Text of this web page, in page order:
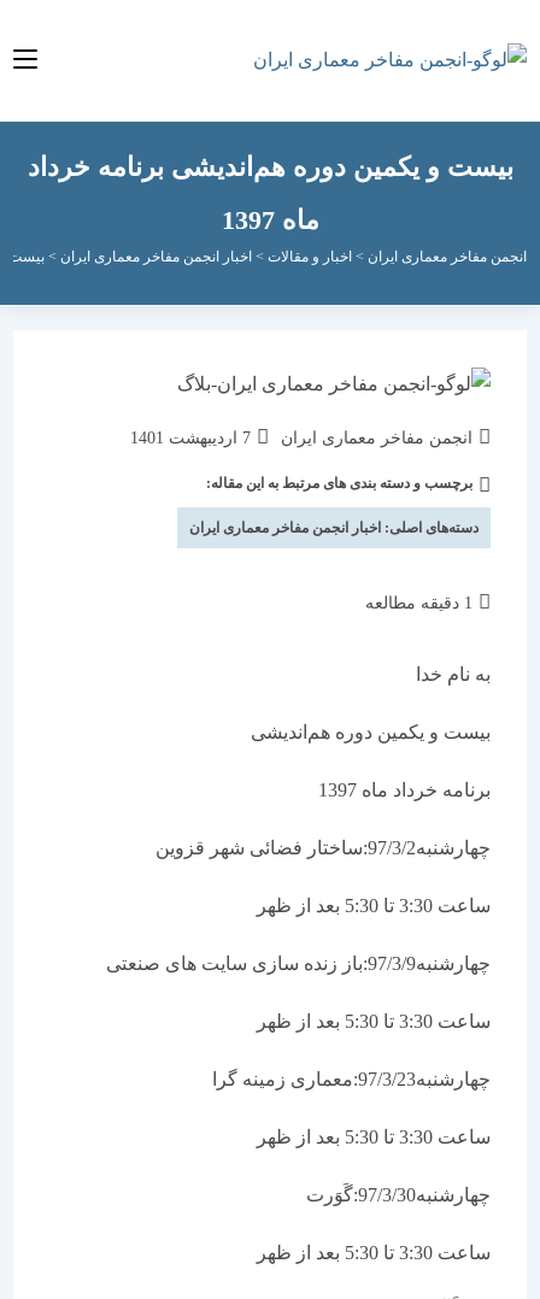
و یکمین دوره هم‌اندیشی برنامه‌ خرداد
مفاخر معماری ایران > اخبار و مقالات>اخبار انجمن مفاخر معماری ایران > بیست و یکمین
انجمن مفاخر معماری ایران
نوشته
شده
است:
7 اردیبهشت 1401
برچسب و دسته بندی های مرتبط به این مقاله:
دسته‌های اصلی:اخبار انجمن مفاخر معماری ایران
به نام خدا
بیست و یکمین دوره هم‌اندیشی
برنامه‌ خرداد ماه 1397
چهارشنبه97/3/2:ساختار فضائی شهر قزوین
ساعت 3:30 تا 5:30 بعد از ظهر
چهارشنبه97/3/9:باز زنده سازی سایت های صنعتی
ساعت 3:30 تا 5:30 بعد از ظهر
چهارشنبه97/3/23:معماری زمینه گرا
ساعت 3:30 تا 5:30 بعد از ظهر
چهارشنبه97/3/30:گَوَرت
ساعت 3:30 تا 5:30 بعد از ظهر